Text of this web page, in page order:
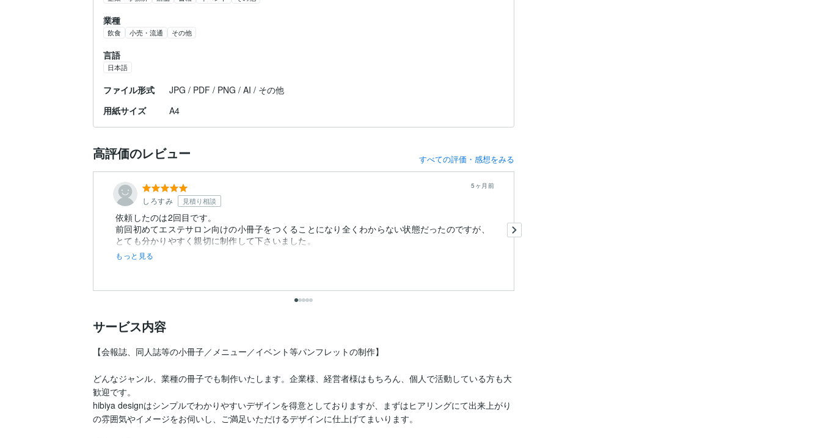
業種
飲食 小売・流通 その他
言語
日本語
ファイル形式
JPG / PDF / PNG / AI / その他
用紙サイズ
A4
高評価のレビュー すべての評価・感想をみる
しろすみ 見積り相談
5ヶ月前
依頼したのは2回目です。
前回初めてエステサロン向けの小冊子をつくることになり全くわからない状態だったのですが、
もっと見る
サービス内容
【会報誌、同人誌等の小冊子／メニュー／イベント等パンフレットの制作】
どんなジャンル、業種の冊子でも制作いたします。企業様、経営者様はもちろん、個人で活動している方も大
歓迎です。
hibiya designはシンプルでわかりやすいデザインを得意としておりますが、まずはヒアリングにて出来上がり
の雰囲気やイメージをお伺いし、ご満足いただけるデザインに仕上げてまいります。